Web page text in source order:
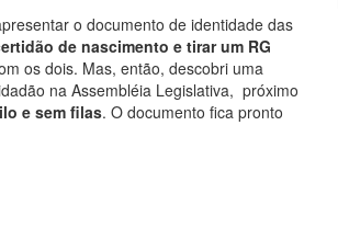
o documento de identidade das
de nascimento e tirar um RG
os dois. Mas, então, descobri uma
na Assembléia Legislativa, próximo
e sem filas. O documento fica pronto